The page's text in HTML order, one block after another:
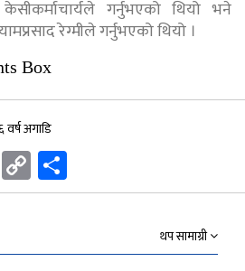
गर्नुभएको थियो भने
रेग्मीले गर्नुभएको थियो ।
Box
वर्ष अगाडि
Messenger
Copy
Link
थप सामाग्री